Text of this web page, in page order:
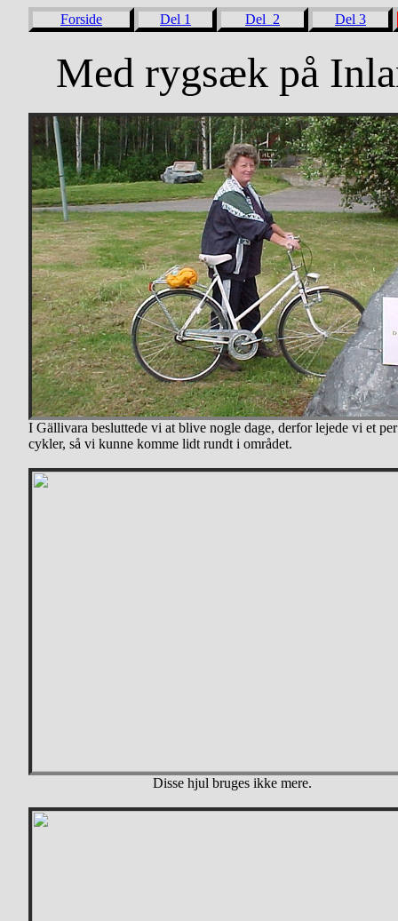
Forside Del 1 Del 2 Del 3
Med rygsæk på
I Gällivara besluttede vi at blive nogle dage, derfor lejede vi et per
cykler, så vi kunne komme lidt rundt i området.
Disse hjul bruges ikke mere.